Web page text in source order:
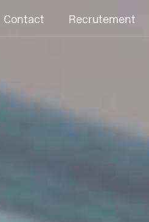
Contact Recrutement